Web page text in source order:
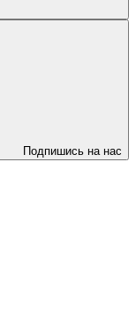
Подпишись на нас